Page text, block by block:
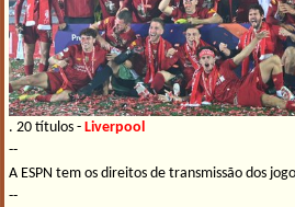
. 20 títulos - Liverpool
--
A ESPN tem os direitos de transmissão dos
--